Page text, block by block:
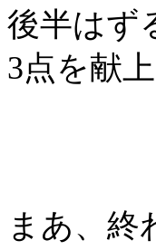
後半はず
3点を献
まあ、終